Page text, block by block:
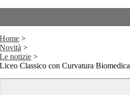
Home >
Novità >
Le notizie >
Liceo Classico con Curvatura Biomedica